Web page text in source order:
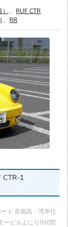
,
RUF CTR
, RR
CTR-1
ド 首都高・湾岸仕
ービルよにり930型